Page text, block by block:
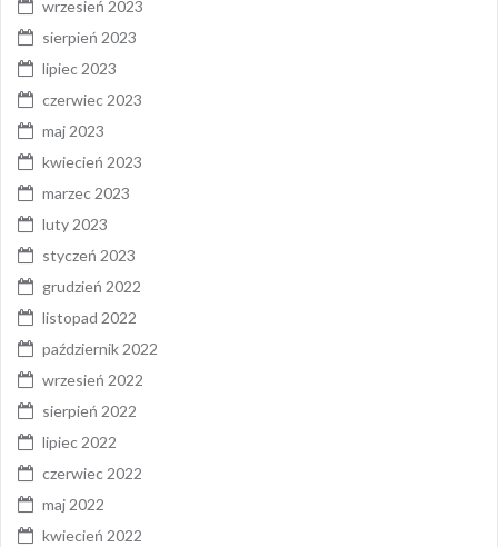
wrzesień 2023
sierpień 2023
lipiec 2023
czerwiec 2023
maj 2023
kwiecień 2023
marzec 2023
luty 2023
styczeń 2023
grudzień 2022
listopad 2022
październik 2022
wrzesień 2022
sierpień 2022
lipiec 2022
czerwiec 2022
maj 2022
kwiecień 2022